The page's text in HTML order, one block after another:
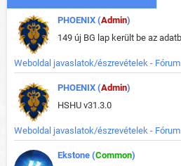
PHOENIX (Admin)
Weboldal javaslatok/észrevételek - Fórum
PHOENIX (Admin)
HSHU v31.3.0
Weboldal javaslatok/észrevételek - Fórum
Ekstone (Common)